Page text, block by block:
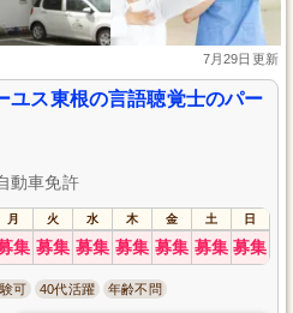
7月29日更新
ユス東根の言語聴覚士のパー
動車免許
月 火 水 木 金 土 日
集 募集 募集 募集 募集 募集 募集
可 40代活躍 年齢不問